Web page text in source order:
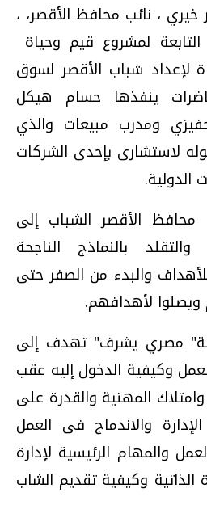
خيري ، نائب محافظ الأقصر، ،
لمشروع قيم وحياة
وفتاة لإعداد شباب الأقصر لسوق
ينفذها حسام هيكل
ومدرب مبيعات والذي
لاستشارى بإحدى الشركات
الدولية.
محافظ الأقصر الشباب إلى
بالنماذج الناجحة
والبدء من الصفر حتى
لأهدافهم.
مصري يشرف" تهدف إلى
وكيفية الدخول إليه عقب
المهنية والقدرة على
والاندماج فى العمل
والمهام الرئيسية لإدارة
الذاتية وكيفية تقديم الشاب